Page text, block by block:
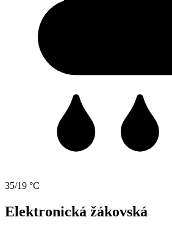
35/19 °C
Elektronická žákovská